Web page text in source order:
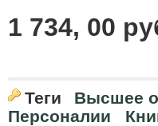
1 734, 00
Теги
Высшее
Персоналии